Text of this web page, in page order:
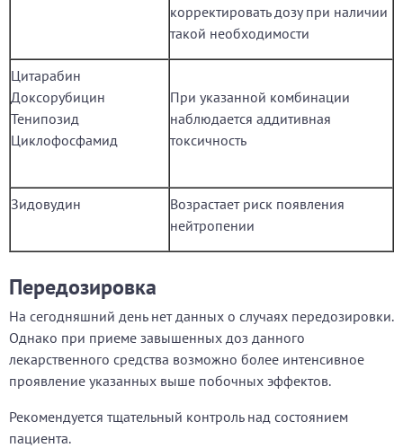
корректировать дозу при наличии
такой необходимости
Цитарабин
Доксорубицин
Тенипозид
Циклофосфамид
При указанной комбинации
наблюдается аддитивная
токсичность
Зидовудин
Возрастает риск появления
нейтропении
Передозировка
На сегодняшний день нет данных о случаях передозировки.
Однако при приеме завышенных доз данного
лекарственного средства возможно более интенсивное
проявление указанных выше побочных эффектов.
Рекомендуется тщательный контроль над состоянием
пациента.